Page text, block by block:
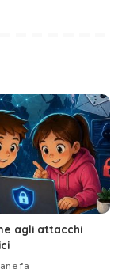
agli attacchi
fa